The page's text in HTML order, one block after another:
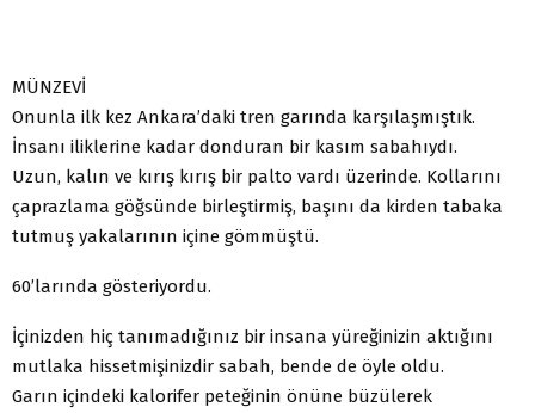
MÜNZEVİ
Onunla ilk kez Ankara’daki tren garında karşılaşmıştık.
İnsanı iliklerine kadar donduran bir kasım sabahıydı.
Uzun, kalın ve kırış kırış bir palto vardı üzerinde. Kollarını
çaprazlama göğsünde birleştirmiş, başını da kirden tabaka
tutmuş yakalarının içine gömmüştü.
60’larında gösteriyordu.
İçinizden hiç tanımadığınız bir insana yüreğinizin aktığını
mutlaka hissetmişinizdir sabah, bende de öyle oldu.
Garın içindeki kalorifer peteğinin önüne büzülerek